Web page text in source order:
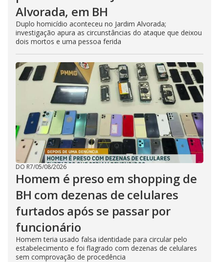
Alvorada, em BH
Duplo homicídio aconteceu no Jardim Alvorada;
investigação apura as circunstâncias do ataque que deixou
dois mortos e uma pessoa ferida
DO R7/05/08/2026
Homem é preso em shopping de
BH com dezenas de celulares
furtados após se passar por
funcionário
Homem teria usado falsa identidade para circular pelo
estabelecimento e foi flagrado com dezenas de celulares
sem comprovação de procedência